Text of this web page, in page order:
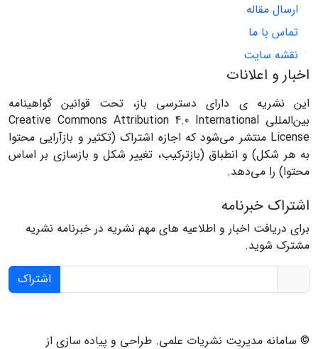
ارسال مقاله
تماس با ما
نقشه سایت
اخبار و اعلانات
این نشریه ی دارای دسترسی باز، تحت قوانین گواهینامه
بین‌المللی Creative Commons Attribution 4.0 International
License منتشر می‌شود که اجازه اشتراک (تکثیر و بازآرایی محتوا
به هر شکل) و انطباق (بازترکیب، تغییر شکل و بازسازی بر اساس
محتوا) را می‌دهد.
اشتراک خبرنامه
برای دریافت اخبار و اطلاعیه های مهم نشریه در خبرنامه نشریه
مشترک شوید.
اشتراک
© سامانه مدیریت نشریات علمی. طراحی و پیاده سازی از